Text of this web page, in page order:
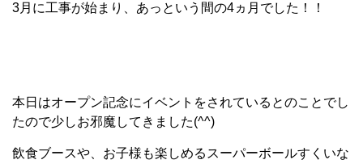
3月に工事が始まり、あっという間の4ヵ月でした！！
本日はオープン記念にイベントをされているとのことでし
たので少しお邪魔してきました(^^)
飲食ブースや、お子様も楽しめるスーパーボールすくいな